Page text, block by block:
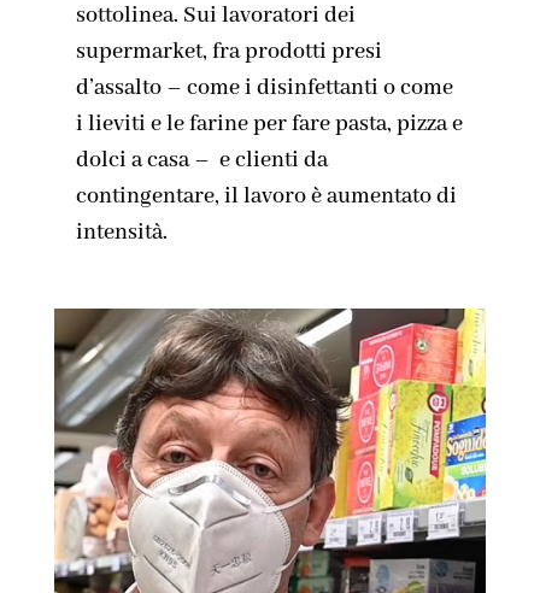
sottolinea. Sui lavoratori dei
supermarket, fra prodotti presi
d’assalto – come i disinfettanti o come
i lieviti e le farine per fare pasta, pizza e
dolci a casa – e clienti da
contingentare, il lavoro è aumentato di
intensità.